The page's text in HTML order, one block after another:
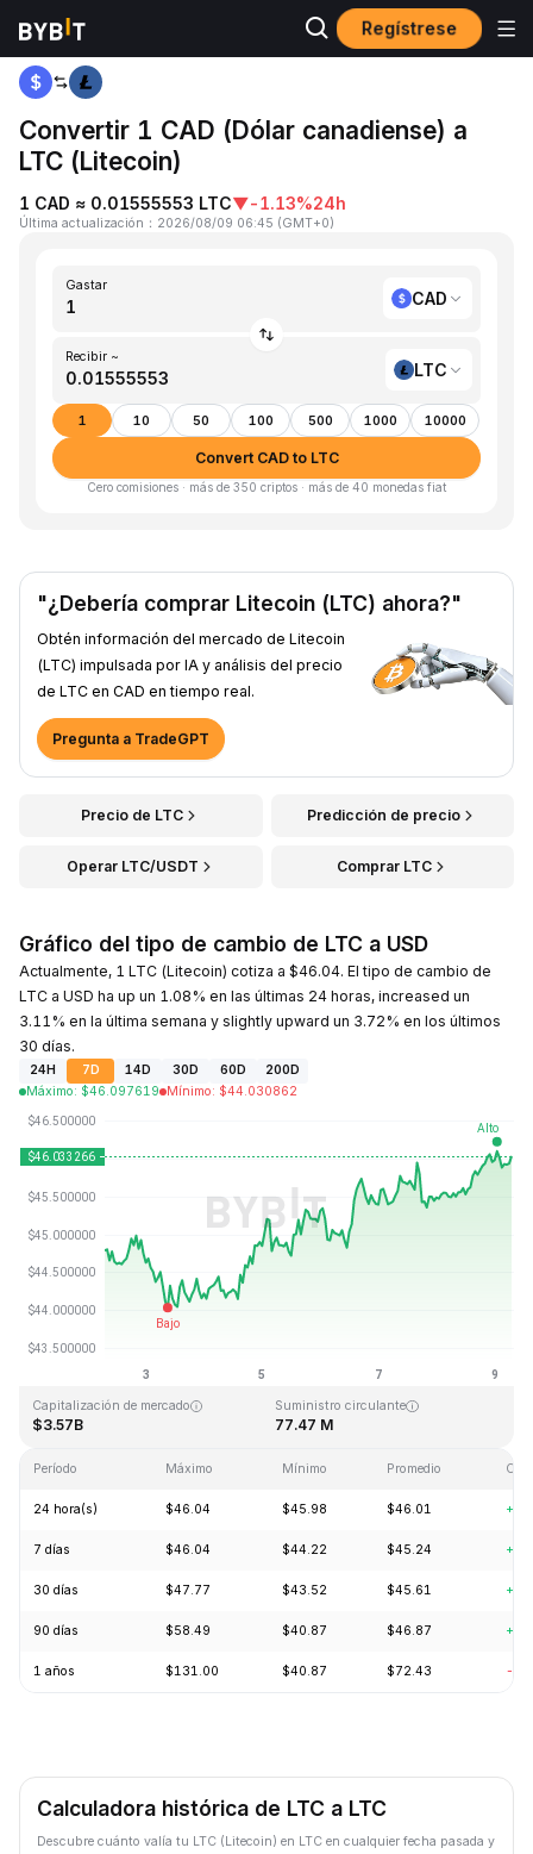
Regístrese
Inicio CAD to LTC
Convertir 1 CAD (Dólar canadiense) a
LTC (Litecoin)
1 CAD ≈ 0.01555553 LTC▼-1.13%24h
Última actualización ： 2026/08/09 06:45 (GMT+0)
Gastar
CAD
Recibir ~
LTC
1 10 50 100 500 1000 10000
Convert CAD to LTC
Cero comisiones · más de 350 criptos · más de 40 monedas fiat
"¿Debería comprar Litecoin (LTC) ahora?"
Obtén información del mercado de Litecoin
(LTC) impulsada por IA y análisis del precio
de LTC en CAD en tiempo real.
Pregunta a TradeGPT
Precio de LTC Predicción de precio
Operar LTC/USDT Comprar LTC
Gráfico del tipo de cambio de LTC a USD
Actualmente, 1 LTC (Litecoin) cotiza a $46.04. El tipo de cambio de
LTC a USD ha up un 1.08% en las últimas 24 horas, increased un
3.11% en la última semana y slightly upward un 3.72% en los últimos
30 días.
24H 7D 14D 30D 60D
200D
Máximo: $46.097619 Mínimo: $44.030862
Última actualización: 2026-08-09, 06:45 GMT+0
Máximo histórico
Capitalización de mercado
$3.57B
Suministro circulante
77.47 M
Período Máximo Mínimo Promedio
24 hora(s) $46.04 $45.98 $46.01
7 días $46.04 $44.22 $45.24
30 días $47.77 $43.52 $45.61
90 días $58.49 $40.87 $46.87
1 años $131.00 $40.87 $72.43 -
Calculadora histórica de LTC a LTC
Descubre cuánto valía tu LTC (Litecoin) en LTC en cualquier fecha pasada y